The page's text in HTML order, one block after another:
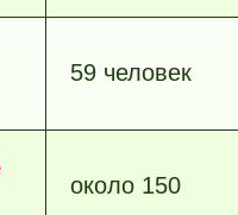
59 человек
около 150